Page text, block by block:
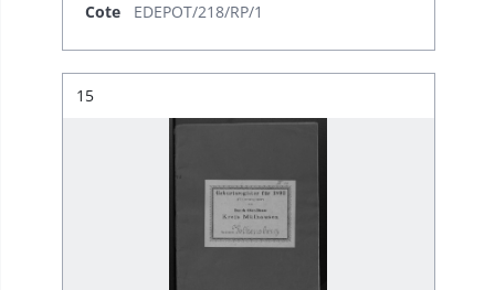
Cote
EDEPOT/218/RP/1
Résultat n°
15